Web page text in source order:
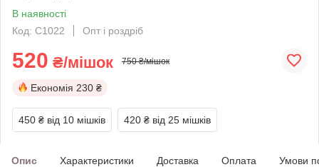
В наявності
Код: C1022
Опт і роздріб
520 ₴/мішок 750 ₴/мішок
Економія 230 ₴
450 ₴ від 10 мішків 420 ₴ від 25 мішків
Опис Характеристики Доставка Оплата Умови